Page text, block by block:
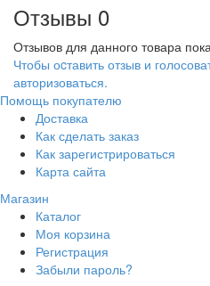
Отзывы 0
Отзывов для данного товара
Чтобы оcтавить отзыв и
авторизоваться.
Помощь покупателю
Доставка
Как сделать заказ
Как зарегистрироваться
Карта сайта
Магазин
Каталог
Моя корзина
Регистрация
Забыли пароль?